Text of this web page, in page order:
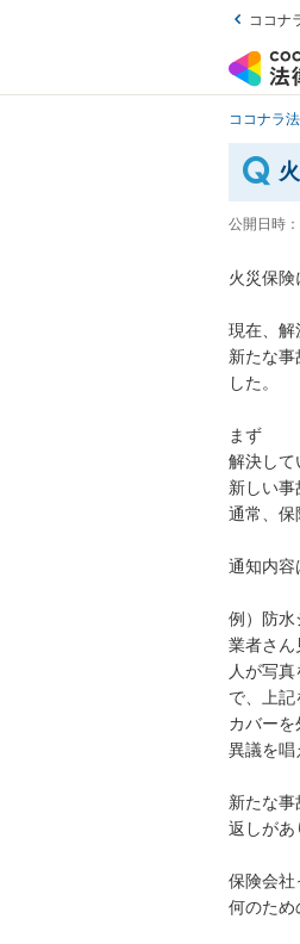
ココナ
ココナラ
公開日時：
火災保険
現在、解
新たな事
した。
まず
解決して
新しい事
通常、保
通知内容
例）防水
業者さん
人が写
で、上記
カバーを
異議を唱
新たな
返しがあ
保険会社
何のため